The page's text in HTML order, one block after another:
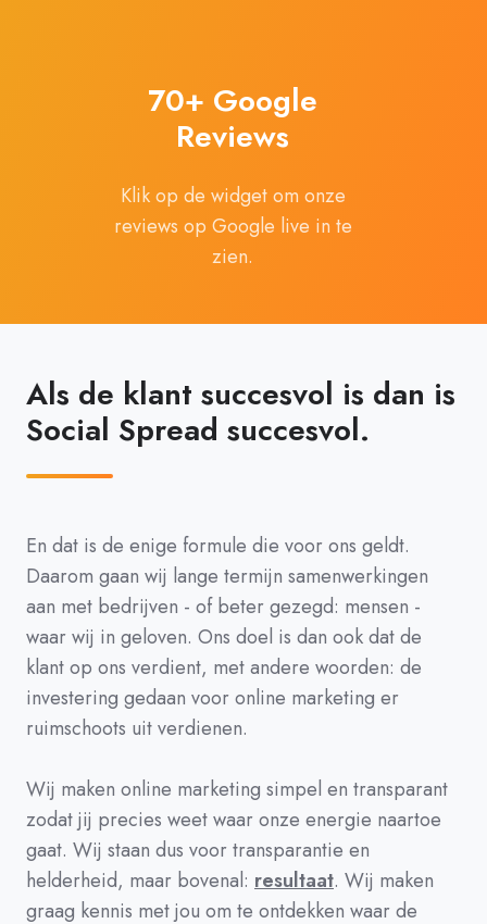
70+ Google
Reviews
Klik op de widget om onze
reviews op Google live in te
zien.
Als de klant succesvol is dan is
Social Spread succesvol.
En dat is de enige formule die voor ons geldt.
Daarom gaan wij lange termijn samenwerkingen
aan met bedrijven - of beter gezegd: mensen -
waar wij in geloven. Ons doel is dan ook dat de
klant op ons verdient, met andere woorden: de
investering gedaan voor online marketing er
ruimschoots uit verdienen.
Wij maken online marketing simpel en transparant
zodat jij precies weet waar onze energie naartoe
gaat. Wij staan dus voor transparantie en
helderheid, maar bovenal: resultaat. Wij maken
graag kennis met jou om te ontdekken waar de